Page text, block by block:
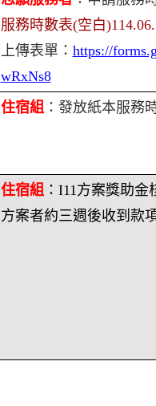
服務時數表(空白
上傳表單： https://
wRxNs8
住宿組：發放紙本服務
住宿組： I11方案獎助金
方案者約三週後收到款